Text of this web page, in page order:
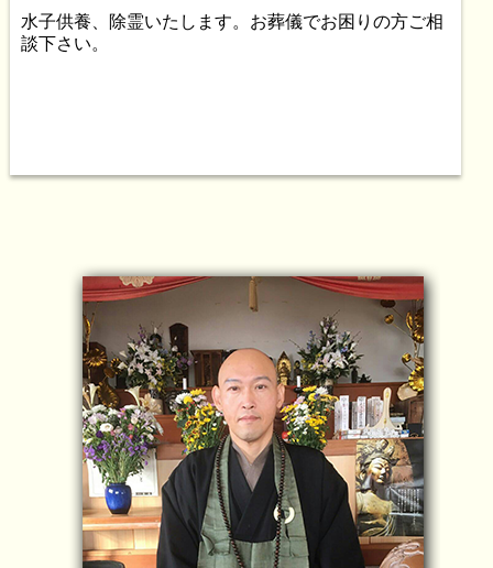
水子供養、除霊いたします。お葬儀でお困りの方ご相
談下さい。